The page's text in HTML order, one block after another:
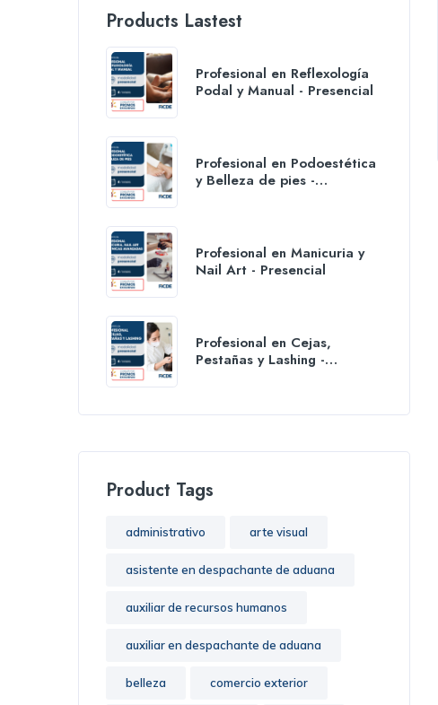
Products Lastest
Profesional en Reflexología
Podal y Manual - Presencial
Profesional en Podoestética
y Belleza de pies -
Profesional en Manicuria y
Nail Art - Presencial
Profesional en Cejas,
Pestañas y Lashing -
Product Tags
administrativo arte visual
asistente en despachante de aduana
auxiliar de recursos humanos
auxiliar en despachante de aduana
belleza comercio exterior